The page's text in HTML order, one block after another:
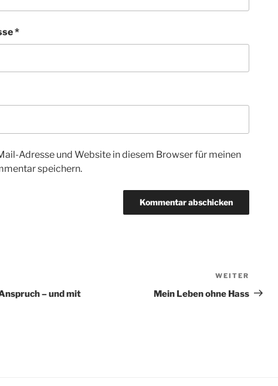
*
Adresse und Website in diesem Browser für meinen
speichern.
– und mit
Beitrag
WEITER
Mein Leben ohne Hass